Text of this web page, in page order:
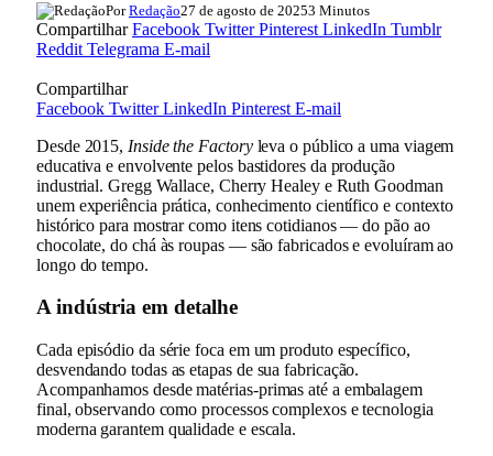
Por Redação27 de agosto de 20253 Minutos
CompartilharFacebook Twitter Pinterest LinkedIn Tumblr
Reddit Telegrama E-mail
Compartilhar
Facebook Twitter LinkedIn Pinterest E-mail
Desde 2015, Inside the Factoryleva o público a uma viagem
educativa e envolvente pelos bastidores da produção
industrial. Gregg Wallace, Cherry Healey e Ruth Goodman
unem experiência prática, conhecimento científico e contexto
histórico para mostrar como itens cotidianos — do pão ao
chocolate, do chá às roupas — são fabricados e evoluíram ao
longo do tempo.
A indústria em detalhe
Cada episódio da série foca em um produto específico,
desvendando todas as etapas de sua fabricação.
Acompanhamos desde matérias-primas até a embalagem
final, observando como processos complexos e tecnologia
moderna garantem qualidade e escala.